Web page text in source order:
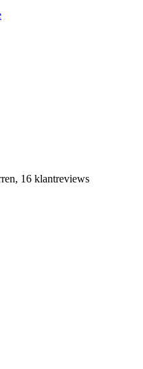
16 klantreviews